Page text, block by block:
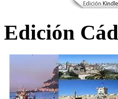
Edición